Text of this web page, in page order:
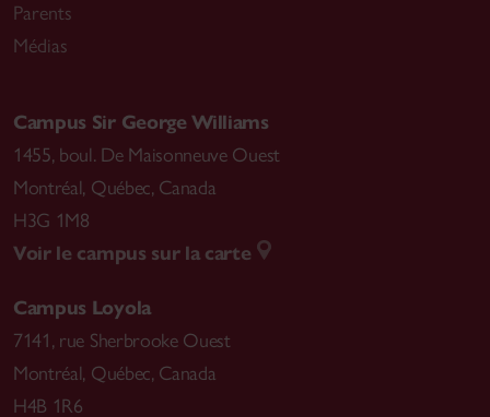
Parents
Médias
Campus Sir George Williams
1455, boul. De Maisonneuve Ouest
Montréal, Québec, Canada
H3G 1M8
Voir le campus sur la carte
Campus Loyola
7141, rue Sherbrooke Ouest
Montréal, Québec, Canada
H4B 1R6